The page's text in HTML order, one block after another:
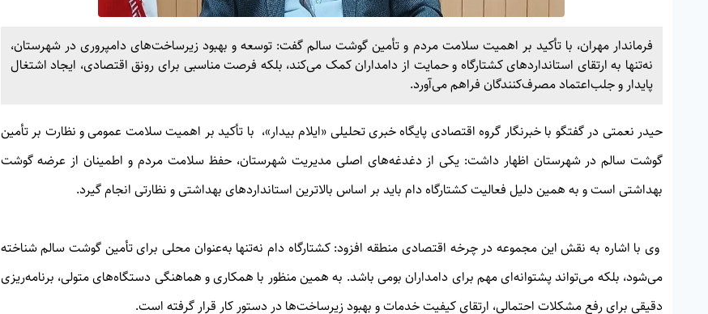
فرماندار مهران، با تأکید بر اهمیت سلامت مردم و تأمین گوشت سالم گفت: توسعه و بهبود زیرساخت‌های دامپروری در شهرستان،
نه‌تنها به ارتقای استانداردهای کشتارگاه و حمایت از دامداران کمک می‌کند، بلکه فرصت مناسبی برای رونق اقتصادی، ایجاد اشتغال
پایدار و جلب‌اعتماد مصرف‌کنندگان فراهم می‌آورد.
حیدر نعمتی در گفتگو با خبرنگار گروه اقتصادی پایگاه خبری تحلیلی «ایلام بیدار»، با تأکید بر اهمیت سلامت عمومی و نظارت بر تأمین
گوشت سالم در شهرستان اظهار داشت: یکی از دغدغه‌های اصلی مدیریت شهرستان، حفظ سلامت مردم و اطمینان از عرضه گوشت
بهداشتی است و به همین دلیل فعالیت کشتارگاه دام باید بر اساس بالاترین استانداردهای بهداشتی و نظارتی انجام گیرد.
وی با اشاره به نقش این مجموعه در چرخه اقتصادی منطقه افزود: کشتارگاه دام نه‌تنها به‌عنوان محلی برای تأمین گوشت سالم شناخته
می‌شود، بلکه می‌تواند پشتوانه‌ای مهم برای دامداران بومی باشد. به همین منظور با همکاری و هماهنگی دستگاه‌های متولی، برنامه‌ریزی
دقیقی برای رفع مشکلات احتمالی، ارتقای کیفیت خدمات و بهبود زیرساخت‌ها در دستور کار قرار گرفته است.